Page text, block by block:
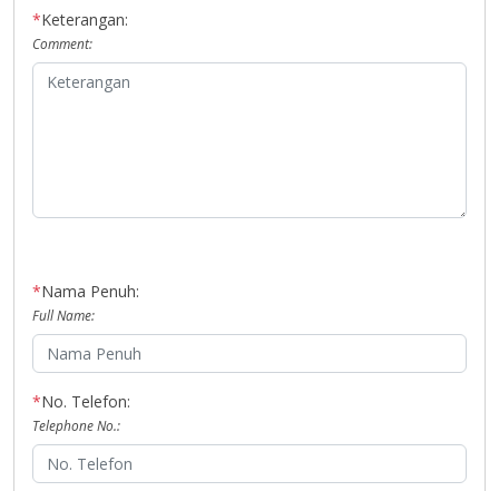
*Keterangan:
Comment:
*Nama Penuh:
Full Name:
*No. Telefon:
Telephone No.: